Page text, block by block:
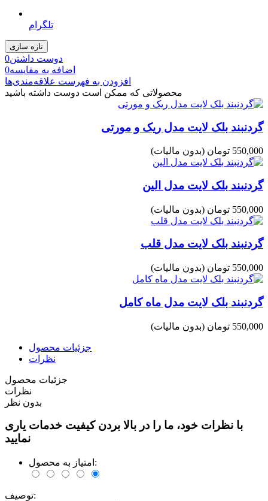
تلگرام
دوست داشتن0
اضافه به مقایسه0
افزودن به فهرست علاقه‌مندی‌ها
محصولاتی که ممکن است دوست داشته باشید
گردنبند بلک لایت مدل ریک و مورتی
550,000 تومان (بدون مالیات)
گردنبند بلک لایت مدل الین
550,000 تومان (بدون مالیات)
گردنبند بلک لایت مدل قلب
550,000 تومان (بدون مالیات)
گردنبند بلک لایت مدل ماه کامل
550,000 تومان (بدون مالیات)
جزئیات محصول
نظرات
جزئیات محصول
نظرات
بدون نظر
با نظرات خود، ما را در بالا بردن کیفیت خدمات یاری
نمایید
امتیاز به محصول:
توصیف: